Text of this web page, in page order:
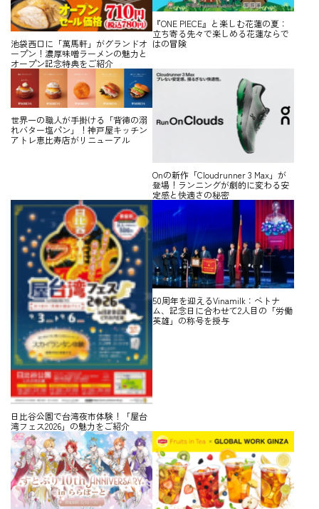
池袋西口に「萬馬軒」がグランドオ
ープン！濃厚味噌ラーメンの魅力と
オープン記念特典をご紹介
『ONE PIECE』と楽しむ花蓮の夏：
立ち寄る先々で楽しめる花蓮ならで
はの冒険
世界一の職人が手掛ける「背徳の溺
れバター塩パン」！神戸屋キッチン
アトレ恵比寿店がリニューアル
Onの新作「Cloudrunner 3 Max」が
登場！ランニングが劇的に変わる安
定感と快適さの秘密
日比谷公園で台湾夜市体験！「屋台
湾フェス2026」の魅力をご紹介
50周年を迎えるVinamilk：ベトナ
ム、記念日に合わせて2人目の「労働
英雄」の称号を授与